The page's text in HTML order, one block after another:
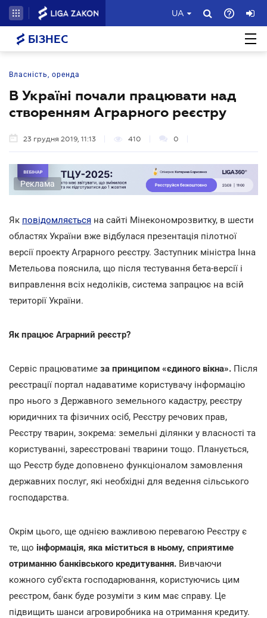
UA
БІЗНЕС
Власність, оренда
В Україні почали працювати над
створенням Аграрного реєстру
23 грудня 2019, 11:13 410 0
Реклама
Як повідомляється на сайті Мінекономрозвитку, в шести
областях України вже відбулася презентація пілотної
версії проекту Аграрного реєстру. Заступник міністра Інна
Метельова пояснила, що після тестування бета-версії і
виправлення всіх недоліків, система запрацює на всій
території України.
Як працює Аграрний реєстр?
Сервіс працюватиме за принципом «єдиного вікна». Після
реєстрації портал надаватиме користувачу інформацію
про нього з Державного земельного кадастру, реєстру
юридичних та фізичних осіб, Реєстру речових прав,
Реєстру тварин, зокрема: земельні ділянки у власності та
користуванні, зареєстровані тварини тощо. Планується,
що Реєстр буде доповнено функціоналом замовлення
державних послуг, які необхідні для ведення сільського
господарства.
Окрім цього, ще однією важливою перевагою Реєстру є
те, що інформація, яка міститься в ньому, сприятиме
отриманню банківського кредитування. Вивчаючи
кожного суб'єкта господарювання, користуючись цим
реєстром, банк буде розуміти з ким має справу. Це
підвищить шанси агровиробника на отримання кредиту.